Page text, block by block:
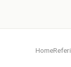
Home